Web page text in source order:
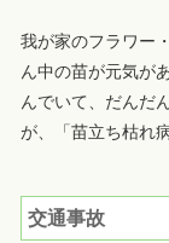
我が家のフラワー
ん中の苗が元気が
んでいて、だんだ
が、「苗立ち枯れ
交通事故